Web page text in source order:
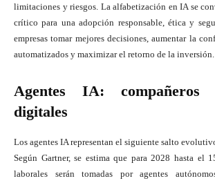
limitaciones y riesgos. La alfabetización en IA se
crítico para una adopción responsable, ética y
empresas tomar mejores decisiones, aumentar la
automatizados y maximizar el retorno de la inversión.
Agentes IA:
digitales
Los agentes IA representan el siguiente salto
Según Gartner, se estima que para 2028 hasta el
laborales serán tomadas por agentes